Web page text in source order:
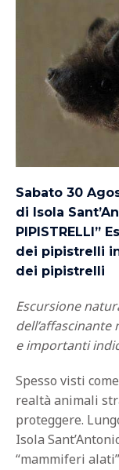
Sabato 30
di Isola
PIPISTRELLI”
dei pipistrelli
dei pipistrelli
Escursione
e importanti
Spesso visti
realtà animali
proteggere.
Isola
“mammiferi